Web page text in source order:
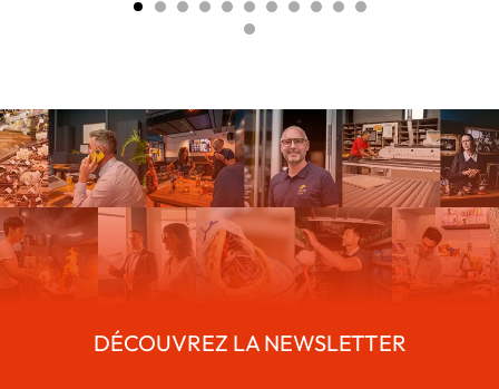
DÉCOUVREZ LA NEWSLETTER